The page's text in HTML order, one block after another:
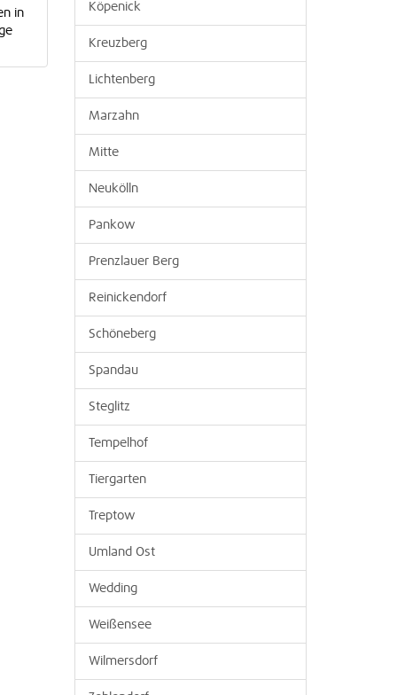
in
Köpenick
Kreuzberg
Lichtenberg
Marzahn
Mitte
Neukölln
Pankow
Prenzlauer Berg
Reinickendorf
Schöneberg
Spandau
Steglitz
Tempelhof
Tiergarten
Treptow
Umland Ost
Wedding
Weißensee
Wilmersdorf